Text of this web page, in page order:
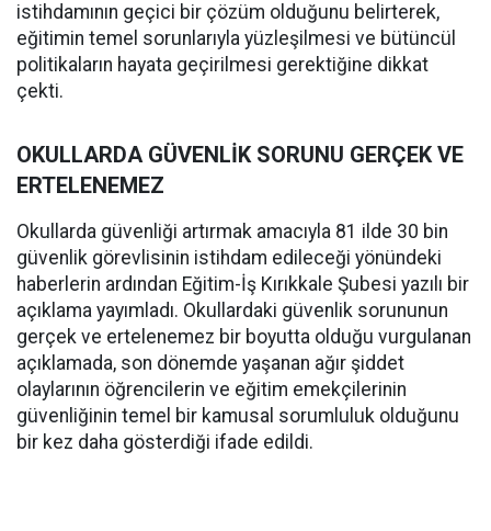
istihdamının geçici bir çözüm olduğunu belirterek,
eğitimin temel sorunlarıyla yüzleşilmesi ve bütüncül
politikaların hayata geçirilmesi gerektiğine dikkat
çekti.
OKULLARDA GÜVENLİK SORUNU GERÇEK VE
ERTELENEMEZ
Okullarda güvenliği artırmak amacıyla 81 ilde 30 bin
güvenlik görevlisinin istihdam edileceği yönündeki
haberlerin ardından Eğitim-İş Kırıkkale Şubesi yazılı bir
açıklama yayımladı. Okullardaki güvenlik sorununun
gerçek ve ertelenemez bir boyutta olduğu vurgulanan
açıklamada, son dönemde yaşanan ağır şiddet
olaylarının öğrencilerin ve eğitim emekçilerinin
güvenliğinin temel bir kamusal sorumluluk olduğunu
bir kez daha gösterdiği ifade edildi.